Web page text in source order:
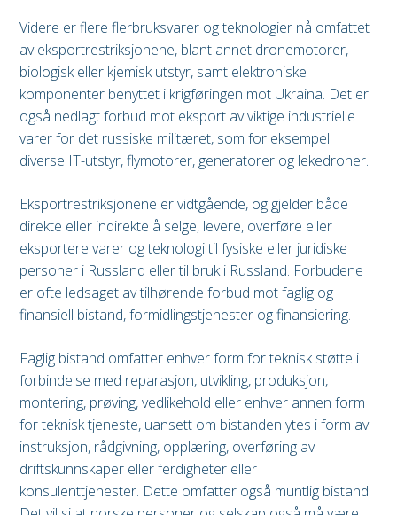
Videre er flere flerbruksvarer og teknologier nå omfattet
av eksportrestriksjonene, blant annet dronemotorer,
biologisk eller kjemisk utstyr, samt elektroniske
komponenter benyttet i krigføringen mot Ukraina. Det er
også nedlagt forbud mot eksport av viktige industrielle
varer for det russiske militæret, som for eksempel
diverse IT-utstyr, flymotorer, generatorer og lekedroner.
Eksportrestriksjonene er vidtgående, og gjelder både
direkte eller indirekte å selge, levere, overføre eller
eksportere varer og teknologi til fysiske eller juridiske
personer i Russland eller til bruk i Russland. Forbudene
er ofte ledsaget av tilhørende forbud mot faglig og
finansiell bistand, formidlingstjenester og finansiering.
Faglig bistand omfatter enhver form for teknisk støtte i
forbindelse med reparasjon, utvikling, produksjon,
montering, prøving, vedlikehold eller enhver annen form
for teknisk tjeneste, uansett om bistanden ytes i form av
instruksjon, rådgivning, opplæring, overføring av
driftskunnskaper eller ferdigheter eller
konsulenttjenester. Dette omfatter også muntlig bistand.